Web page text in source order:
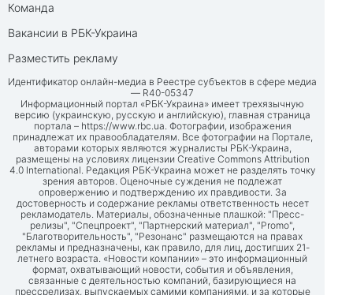
Команда
Вакансии в РБК-Украина
Разместить рекламу
Идентификатор онлайн-медиа в Реестре субъектов в сфере медиа
— R40-05347
Информационный портал «РБК-Украина» имеет трехязычную
версию (украинскую, русскую и английскую), главная страница
портала – https://www.rbc.ua. Фотографии, изображения
принадлежат их правообладателям. Все фотографии на Портале,
авторами которых являются журналисты РБК-Украина,
размещены на условиях лицензии Creative Commons Attribution
4.0 International. Редакция РБК-Украина может не разделять точку
зрения авторов. Оценочные суждения не подлежат
опровержению и подтверждению их правдивости. За
достоверность и содержание рекламы ответственность несет
рекламодатель. Материалы, обозначенные плашкой: "Пресс-
релизы", "Спецпроект", "Партнерский материал", "Promo",
"Благотворительность", "Резонанс" размещаются на правах
рекламы и предназначены, как правило, для лиц, достигших 21-
летнего возраста. «Новости компании» – это информационный
формат, охватывающий новости, события и объявления,
связанные с деятельностью компаний, базирующиеся на
прессрелизах, выпускаемых самими компаниями, и за которые